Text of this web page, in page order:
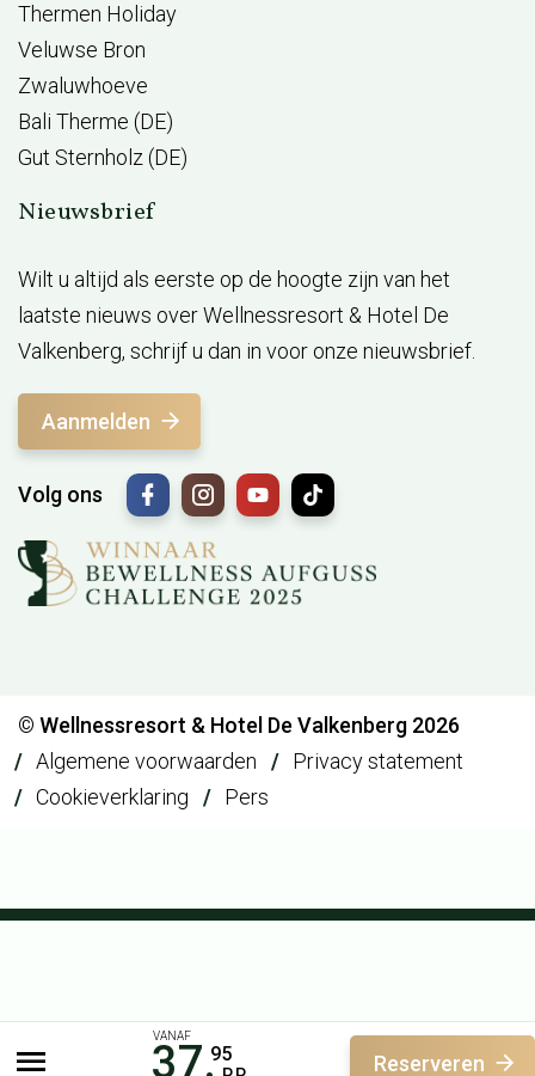
VANAF
37.95 Reserveren
Thermen Holiday
Veluwse Bron
Zwaluwhoeve
Bali Therme (DE)
Gut Sternholz (DE)
Nieuwsbrief
Wilt u altijd als eerste op de hoogte zijn van het
laatste nieuws over Wellnessresort & Hotel De
Valkenberg, schrijf u dan in voor onze nieuwsbrief.
Aanmelden
Volg ons
© Wellnessresort & Hotel De Valkenberg 2026
Algemene voorwaarden
Privacy statement
Cookieverklaring
Pers